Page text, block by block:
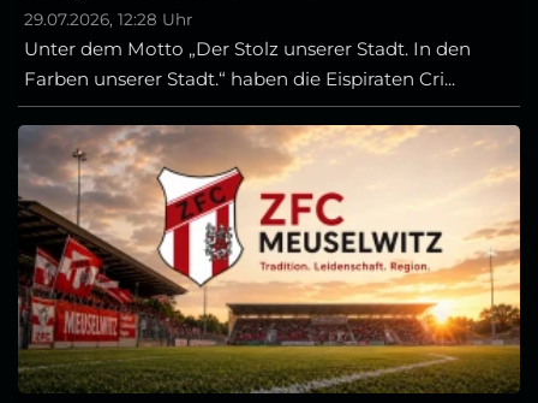
29.07.2026, 12:28 Uhr
Unter dem Motto „Der Stolz unserer Stadt. In den
Farben unserer Stadt.“ haben die Eispiraten Cri...